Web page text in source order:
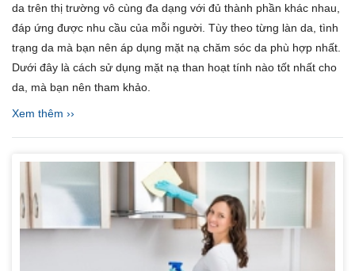
da trên thị trường vô cùng đa dạng với đủ thành phần khác nhau,
đáp ứng được nhu cầu của mỗi người. Tùy theo từng làn da, tình
trạng da mà bạn nên áp dụng mặt nạ chăm sóc da phù hợp nhất.
Dưới đây là cách sử dụng mặt nạ than hoạt tính nào tốt nhất cho
da, mà bạn nên tham khảo.
Xem thêm ››